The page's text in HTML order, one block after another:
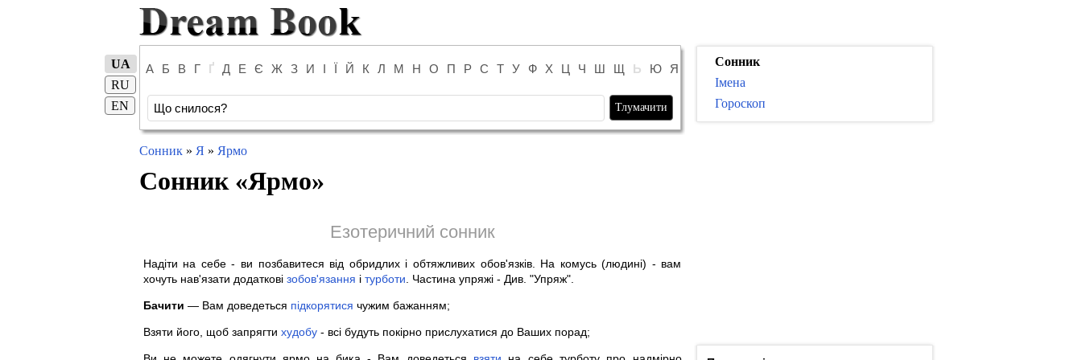
А Б В Г Ґ Д Е Є Ж З И І Ї Й К Л М Н О П Р С Т У Ф Х Ц Ч Ш Щ Ь Ю Я
UA
RU
EN
Сонник» Я » Ярмо
Сонник «Ярмо»
Езотеричний сонник
Надіти на себе - ви позбавитеся від обридлих і обтяжливих обов'язків. На комусь (людині) - вам
хочуть нав'язати додаткові зобов'язання і турботи . Частина упряжі - Див. "Упряж".
Бачити — Вам доведеться підкорятися чужим бажанням;
Взяти його, щоб запрягти худобу- всі будуть покірно прислухатися до Ваших порад;
Сонник
Імена
Гороскоп